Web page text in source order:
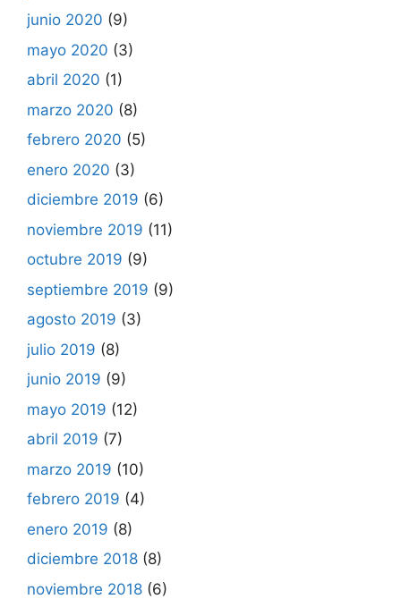
junio 2020 (9)
mayo 2020 (3)
abril 2020 (1)
marzo 2020 (8)
febrero 2020 (5)
enero 2020 (3)
diciembre 2019 (6)
noviembre 2019 (11)
octubre 2019 (9)
septiembre 2019 (9)
agosto 2019 (3)
julio 2019 (8)
junio 2019 (9)
mayo 2019 (12)
abril 2019 (7)
marzo 2019 (10)
febrero 2019 (4)
enero 2019 (8)
diciembre 2018 (8)
noviembre 2018 (6)